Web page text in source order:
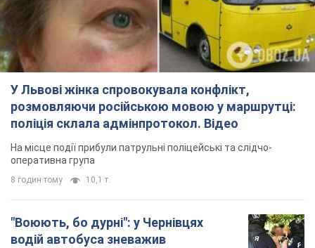
У Львові жінка спровокувала конфлікт,
розмовляючи російською мовою у маршрутці:
поліція склала адмінпротокол. Відео
На місце події прибули патрульні поліцейські та слідчо-
оперативна група
8 годин тому 10,1 т.
"Воюють, бо дурні": у Чернівцях
водій автобуса зневажив